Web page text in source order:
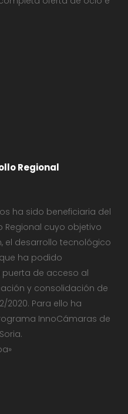
Regional
ha sido beneficiaria del
Regional cuyo objetivo
el desarrollo tecnológico
ha podido
de acceso al
y consolidación de
2020. Para ello ha
InnoCámaras de